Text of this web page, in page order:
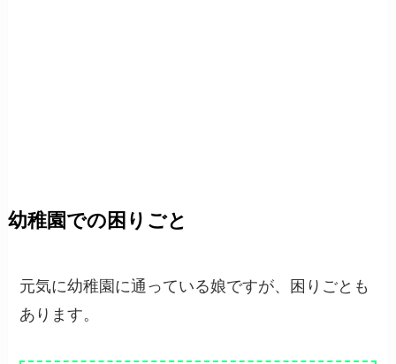
幼稚園での困りごと
元気に幼稚園に通っている娘ですが、困りごとも
あります。